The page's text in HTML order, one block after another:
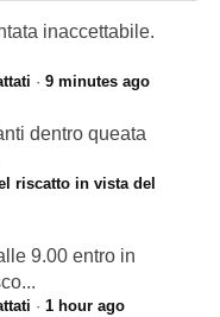
inaccettabile.
· 9 minutes ago
dentro queata
riscatto in vista del
9.00 entro in
· 1 hour ago